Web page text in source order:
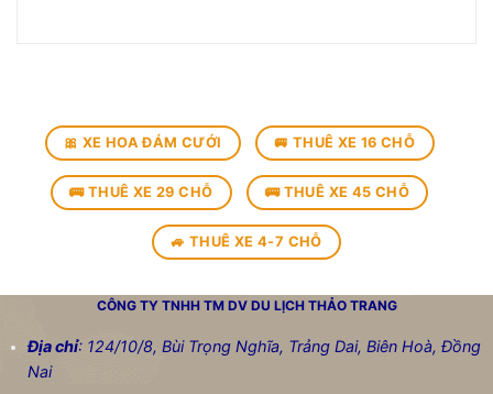
🎀 XE HOA ĐÁM CƯỚI 🚐 THUÊ XE 16 CHỖ
🚌 THUÊ XE 29 CHỖ 🚌 THUÊ XE 45 CHỖ
🚙 THUÊ XE 4-7 CHỖ
CÔNG TY TNHH TM DV DU LỊCH THẢO TRANG
Địa chỉ: 124/10/8, Bùi Trọng Nghĩa, Trảng Dai, Biên Hoà, Đồng
Nai